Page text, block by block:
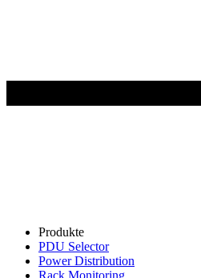
Produkte
PDU Selector
Power Distribution
Rack Monitoring